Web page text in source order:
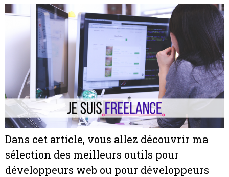
Dans cet article, vous allez découvrir ma
sélection des meilleurs outils pour
développeurs web ou pour développeurs